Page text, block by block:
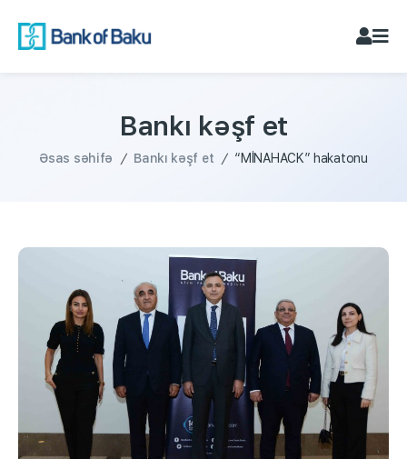
Bankı kəşf et
Əsas səhifə / Bankı kəşf et / “MİNAHACK” hakatonu